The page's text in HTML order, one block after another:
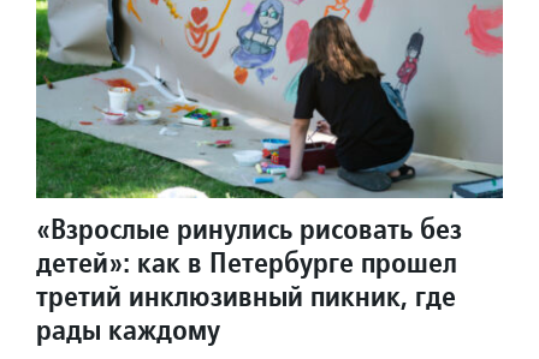
«Взрослые ринулись рисовать без
детей»: как в Петербурге прошел
третий инклюзивный пикник, где
рады каждому